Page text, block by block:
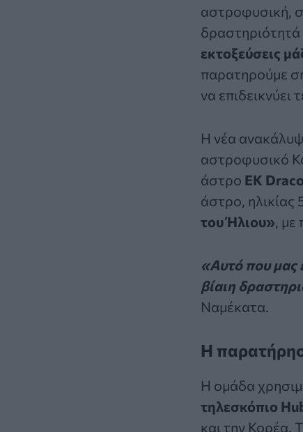
αστροφυσική,
εκτοξεύσεις
παρατηρούμε
να επιδεικνύει
Η νέα
αστροφυσικό
άστρο EK
άστρο, ηλικίας
του Ήλιου», με
«Αυτό που μας
βίαιη
Ναμέκατα.
Η
Η ομάδα
τηλεσκόπιο
και την Κορέα.